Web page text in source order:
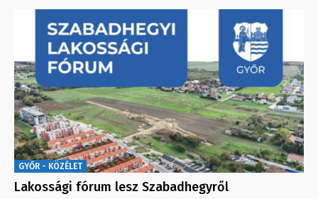
GYŐR - KÖZÉLET
Lakossági fórum lesz Szabadhegyről